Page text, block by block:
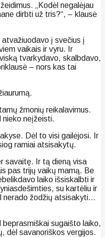
„Kodėl negalėjau
dirbti už tris?“, – klausė
atvažiuodavo į svečius į
vaikais ir vyru. Ir
tvarkydavo, skalbdavo,
– nors kas tai
žmonių reikalavimus.
nieko neįžeisti.
Dėl to visi gailėjosi. Ir
ramiai atsisakytų.
savaitę. Ir tą dieną visa
pas trijų vaikų mamą. Be
laiko išsiskalbti ir
su kartėliu ir
nerado žodžių atsisakyti…
sugaišto laiko,
dėl savanoriškos vergijos.